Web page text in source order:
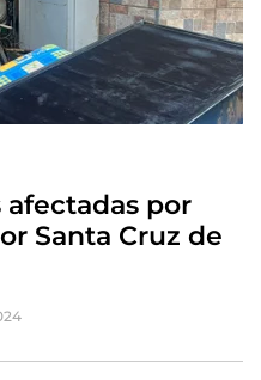
afectadas por
Santa Cruz de